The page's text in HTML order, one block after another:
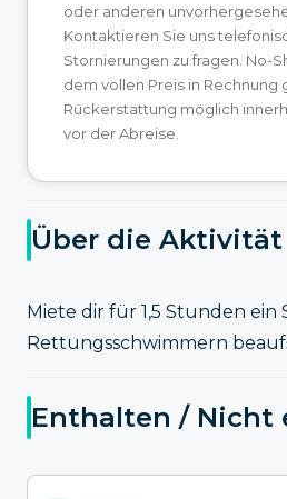
oder anderen
Kontaktieren Sie uns
Stornierungen zu fragen. No-
dem vollen Preis in Rechnung
Rückerstattung möglich
vor der Abreise.
Über die Aktivität
Miete dir für 1,5 Stunden ein
Rettungsschwimmern
Enthalten / Nicht